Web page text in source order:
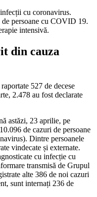
cu coronavirus.
persoane cu COVID 19.
intensivă.
din cauza
527 de decese
2.478 au fost declarate
astăzi, 23 aprilie, pe
de cazuri de persoane
Dintre persoanele
vindecate și externate.
cu infecție cu
transmisă de Grupul
alte 386 de noi cazuri
sunt internați 236 de